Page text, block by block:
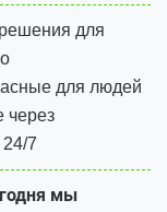
для
для людей
через
7
мы